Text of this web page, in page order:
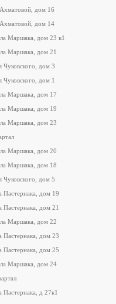
дом 16
дом 14
Маршака, дом 23 к1
Маршака, дом 21
Чуковского, дом 3
Чуковского, дом 1
Маршака, дом 17
Маршака, дом 19
Маршака, дом 23
Маршака, дом 20
Маршака, дом 18
Чуковского, дом 5
Пастернака, дом 19
Пастернака, дом 21
Маршака, дом 22
Пастернака, дом 23
Пастернака, дом 25
Маршака, дом 24
Пастернака, д 27к1